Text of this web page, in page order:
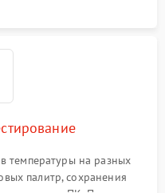
температуры на разных
палитр, сохранения